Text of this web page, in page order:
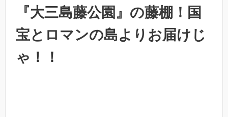
『大三島藤公園』の藤棚！国
宝とロマンの島よりお届けじ
ゃ！！